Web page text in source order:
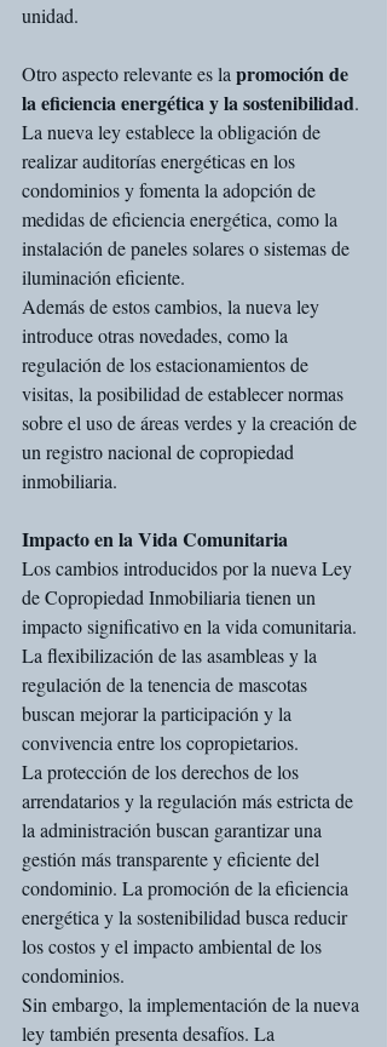
unidad.
Otro aspecto relevante es la promoción de
la eficiencia energética y la sostenibilidad.
La nueva ley establece la obligación de
realizar auditorías energéticas en los
condominios y fomenta la adopción de
medidas de eficiencia energética, como la
instalación de paneles solares o sistemas de
iluminación eficiente.
Además de estos cambios, la nueva ley
introduce otras novedades, como la
regulación de los estacionamientos de
visitas, la posibilidad de establecer normas
sobre el uso de áreas verdes y la creación de
un registro nacional de copropiedad
inmobiliaria.
Impacto en la Vida Comunitaria
Los cambios introducidos por la nueva Ley
de Copropiedad Inmobiliaria tienen un
impacto significativo en la vida comunitaria.
La flexibilización de las asambleas y la
regulación de la tenencia de mascotas
buscan mejorar la participación y la
convivencia entre los copropietarios.
La protección de los derechos de los
arrendatarios y la regulación más estricta de
la administración buscan garantizar una
gestión más transparente y eficiente del
condominio. La promoción de la eficiencia
energética y la sostenibilidad busca reducir
los costos y el impacto ambiental de los
condominios.
Sin embargo, la implementación de la nueva
ley también presenta desafíos. La